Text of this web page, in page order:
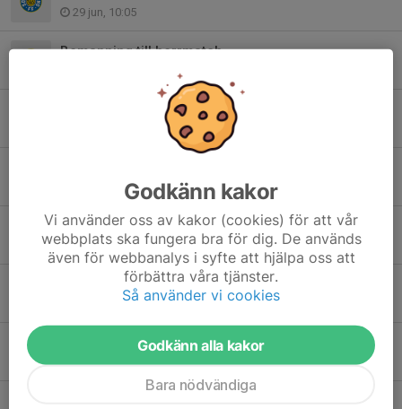
29 jun, 10:05
Bemanning till herrmatch
Poolspel i Marma
5 sep 2025
Poolspel Järvsö
21 aug 2025
Inställd träning (söndag 6/7)
12 jun 2025
Godkänn kakor
Vi använder oss av kakor (cookies) för att vår
webbplats ska fungera bra för dig. De används
även för webbanalys i syfte att hjälpa oss att
förbättra våra tjänster.
Så använder vi cookies
Godkänn alla kakor
Bara nödvändiga